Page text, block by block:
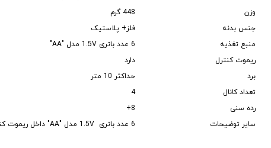
وزن
448 گرم
جنس بدنه
فلز+ پلاستیک
منبع تغذیه
6 عدد باتری 1.5V مدل "AA"
ریموت کنترل
دارد
برد
حداکثر 10 متر
تعداد کانال
4
رده سنی
8+
سایر توضیحات
6 عدد باتری 1.5V مدل "AA" داخل ریموت کنترل درج گردد.